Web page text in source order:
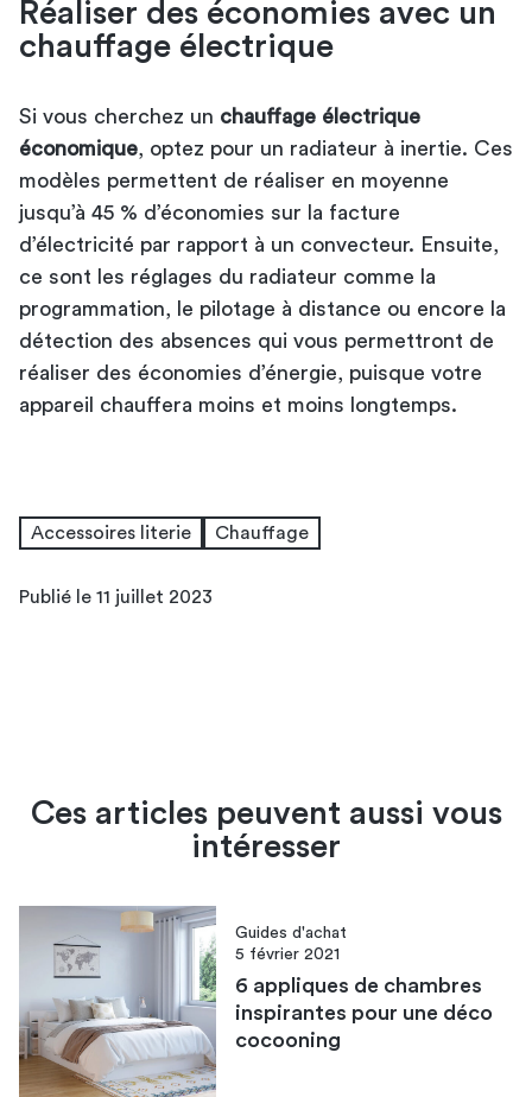
Réaliser des économies avec un
chauffage électrique
Si vous cherchez un chauffage électrique
économique , optez pour un radiateur à inertie. Ces
modèles permettent de réaliser en moyenne
jusqu’à 45 % d’économies sur la facture
d’électricité par rapport à un convecteur. Ensuite,
ce sont les réglages du radiateur comme la
programmation, le pilotage à distance ou encore la
détection des absences qui vous permettront de
réaliser des économies d’énergie, puisque votre
appareil chauffera moins et moins longtemps.
Accessoires literie Chauffage
Publié le 11 juillet 2023
Ces articles peuvent aussi vous
intéresser
Guides d'achat
5 février 2021
6 appliques de chambres
inspirantes pour une déco
cocooning